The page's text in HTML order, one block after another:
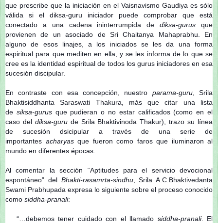
que prescribe que la iniciación en el Vaisnavismo Gaudiya es sólo
válida si el diksa-guru iniciador puede comprobar que está
conectado a una cadena ininterrumpida dediksa-gurus que
provienen de un asociado de Sri Chaitanya Mahaprabhu. En
alguno de esos linajes, a los iniciados se les da una forma
espiritual para que mediten en ella, y se les informa de lo que se
cree es la identidad espiritual de todos los gurus iniciadores en esa
sucesión discipular.
En contraste con esa concepción, nuestro parama-guru, Srila
Bhaktisiddhanta Saraswati Thakura, más que citar una lista
de siksa-gurusque pudieran o no estar calificados (como en el
caso del diksa-gurude Srila Bhaktivinoda Thakur), trazo su línea
de sucesión dsicipular a través de una serie de
importantes acharyasque fueron como faros que iluminaron al
mundo en diferentes épocas.
Al comentar la sección “Aptitudes para el servicio devocional
espontáneo” del Bhakti-rasamrta-sindhu, Srila A.C.Bhaktivedanta
Swami Prabhupada expresa lo siguiente sobre el proceso conocido
como siddha-pranali:
“…debemos tener cuidado con el llamado siddha-pranali. El